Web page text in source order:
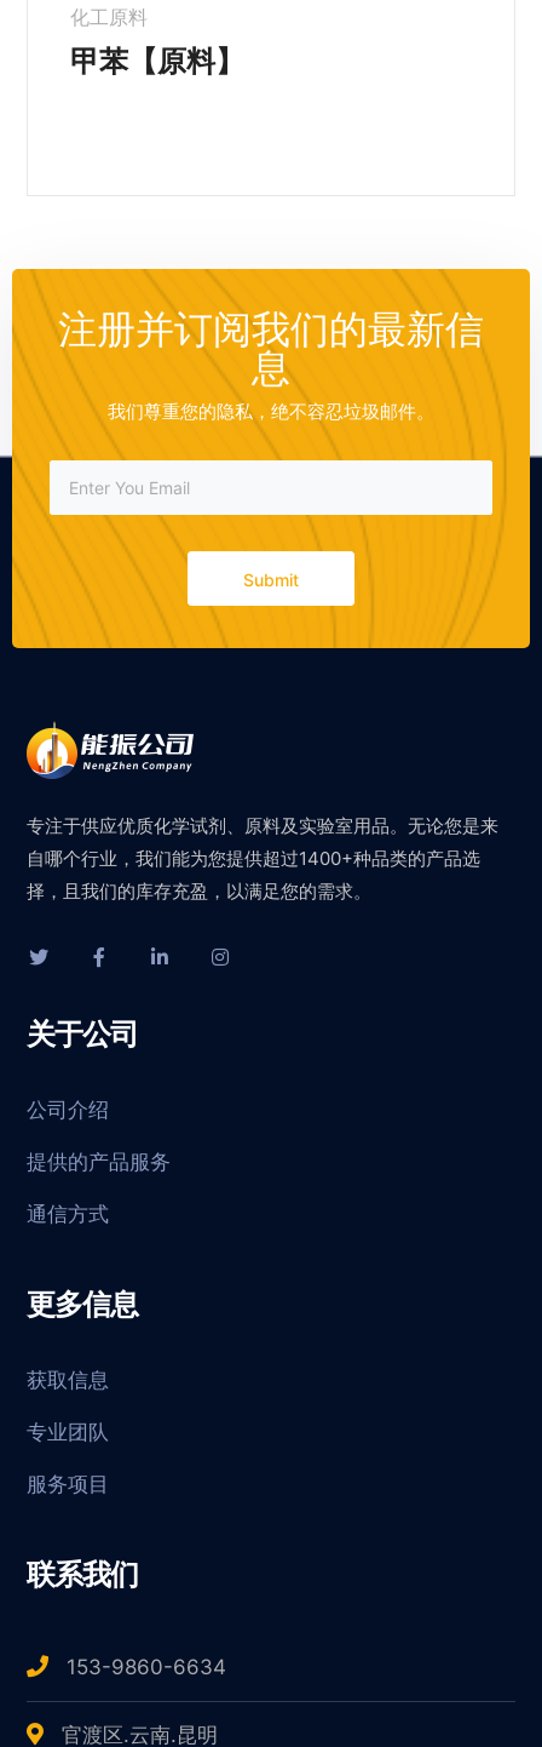
化工原料
甲苯【原料】
注册并订阅我们的最新信
息
我们尊重您的隐私，绝不容忍垃圾邮件。
Submit
专注于供应优质化学试剂、原料及实验室用品。无论您是来
自哪个行业，我们能为您提供超过1400+种品类的产品选
择，且我们的库存充盈，以满足您的需求。
关于公司
公司介绍
提供的产品服务
通信方式
更多信息
获取信息
专业团队
服务项目
联系我们
153-9860-6634
官渡区.云南.昆明